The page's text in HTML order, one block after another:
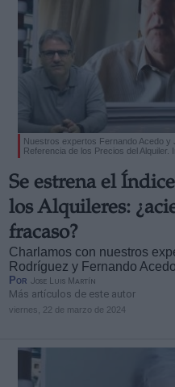
Nuestros expertos Fernando Acedo y
Referencia de los Precios del Alquiler.
Se estrena el
los Alquileres:
fracaso?
Charlamos con nuestros
Rodríguez y Fernando Acedo
Por Jose Luis Martín
Más artículos de este autor
viernes, 22 de marzo de 2024